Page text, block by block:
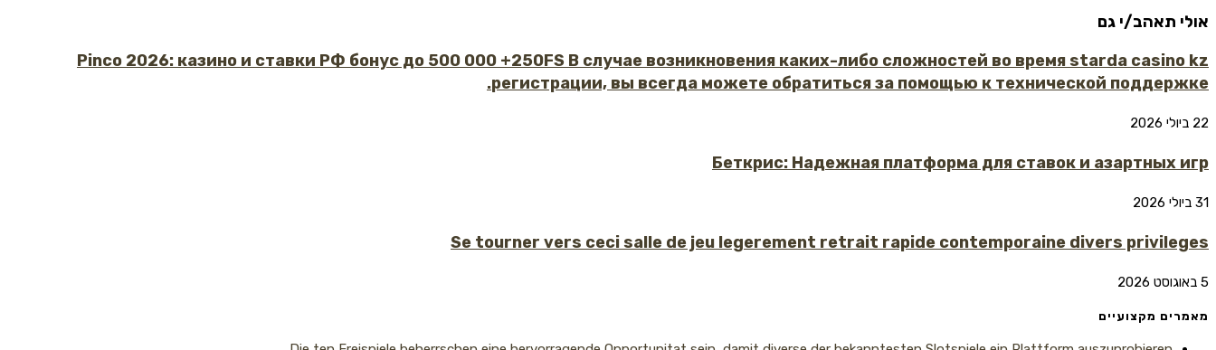
אולי תאהב/י גם
Pinco 2026: казино и ставки РФ бонус до 500 000 +250FS В случае возникновения каких-либо сложностей во время starda casino kz
регистрации, вы всегда можете обратиться за помощью к технической поддержке.
22 ביולי 2026
Беткрис: Надежная платформа для ставок и азартных игр
31 ביולי 2026
Se tourner vers ceci salle de jeu legerement retrait rapide contemporaine divers privileges
5 באוגוסט 2026
מאמרים מקצועיים